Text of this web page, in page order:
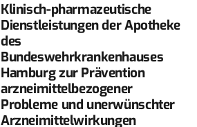
Klinisch-pharmazeutische
Dienstleistungen der Apotheke
des
Bundeswehrkrankenhauses
Hamburg zur Prävention
arzneimittel­bezogener
Probleme und unerwünschter
Arzneimittelwirkungen